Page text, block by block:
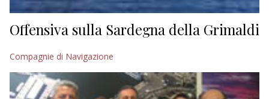
Offensiva sulla Sardegna della Grimaldi
Compagnie di Navigazione